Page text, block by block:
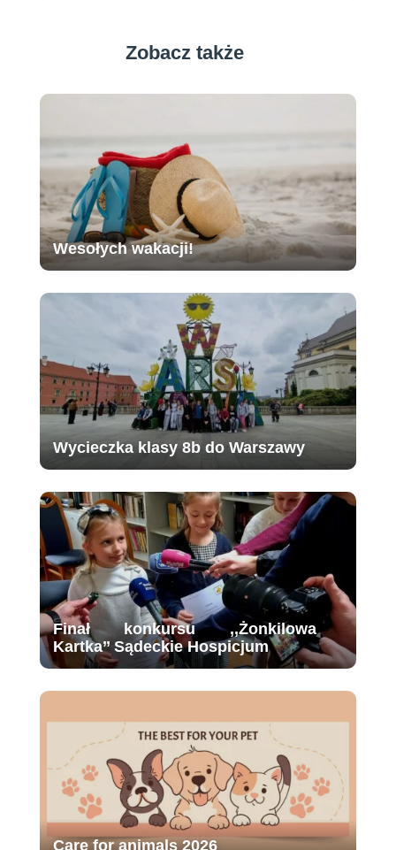
Zobacz także
Wesołych wakacji!
Wycieczka klasy 8b do Warszawy
Finał konkursu ,,Żonkilowa
Kartka’’ Sądeckie Hospicjum
Care for animals 2026